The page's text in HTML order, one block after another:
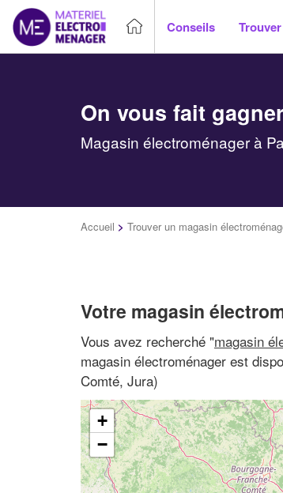
Conseils
On vous fait
Magasin électroménager à
Accueil > Trouver un magasin
Votre magasin
Vous avez recherché "magasin
magasin électroménager est
Comté, Jura)
+
−